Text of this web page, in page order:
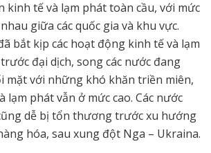
kinh tế và lạm phát toàn cầu, với mức
giữa các quốc gia và khu vực.
bắt kịp các hoạt động kinh tế và lạm
đại dịch, song các nước đang
mặt với những khó khăn triền miên,
lạm phát vẫn ở mức cao. Các nước
dễ bị tổn thương trước xu hướng
hóa, sau xung đột Nga – Ukraina.